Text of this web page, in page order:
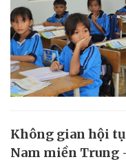
Không gian hội
Nam miền Trung